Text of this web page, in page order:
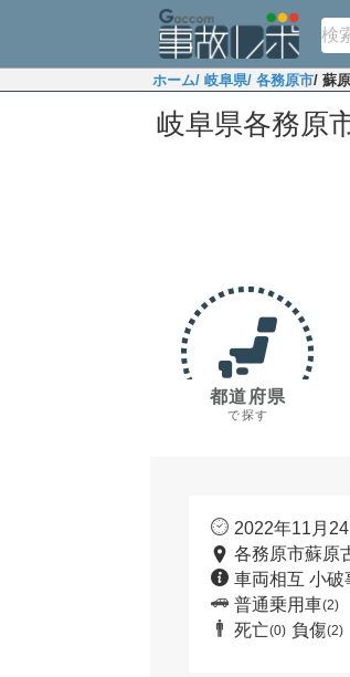
ホーム/ 岐阜県/ 各務原市/ 蘇
岐阜県各務原
都道府県
で探す
2022年11月
各務原市蘇原
車両相互 小破
普通乗用車(2)
死亡(0) 負傷(2)